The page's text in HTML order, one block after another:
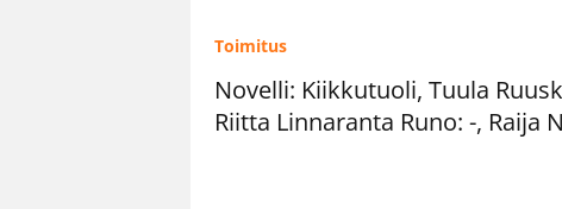
Toimitus
Novelli: Kiikkutuoli, Tuula
Riitta Linnaranta Runo: -, Raija